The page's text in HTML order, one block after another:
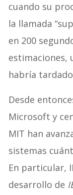
cuando su
la llamada
en 200
estimaciones,
habría
Desde
Microsoft y
MIT han
sistemas
En particular,
desarrollo de